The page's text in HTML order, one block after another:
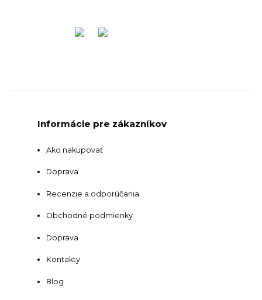
Informácie pre zákazníkov
Ako nakupovať
Doprava
Recenzie a odporúčania
Obchodné podmienky
Doprava
Kontakty
Blog